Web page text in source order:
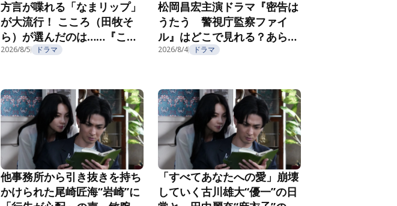
方言が喋れる「なまリップ」
が大流行！ こころ（田牧そ
ら）が選んだのは……『ここ
ろのフフフ』第2話
2026/8/5 ドラマ
松岡昌宏主演ドラマ『密告は
うたう 警視庁監察ファイ
ル』はどこで見れる？あらす
じ・キャスト・配信視聴方法
2026/8/4 ドラマ
他事務所から引き抜きを持ち
かけられた尾崎匠海“岩崎”に
「すべてあなたへの愛」崩壊
していく古川雄大“優一”の日